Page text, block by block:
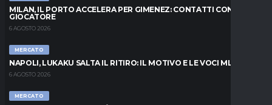
MILAN, IL PORTO ACCELERA PER GIMENEZ: CONTATTI CON IL
GIOCATORE
6 AGOSTO 2026
MERCATO
NAPOLI, LUKAKU SALTA IL RITIRO: IL MOTIVO E LE VOCI MLS
6 AGOSTO 2026
MERCATO